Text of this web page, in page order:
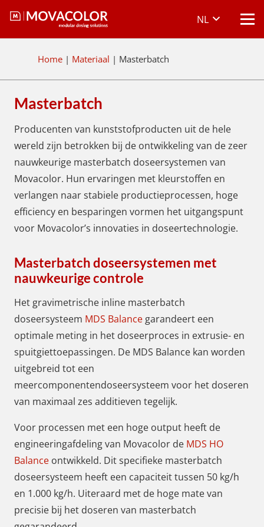
NL
Home | Materiaal | Masterbatch
Masterbatch
Producenten van kunststofproducten uit de hele
wereld zijn betrokken bij de ontwikkeling van de zeer
nauwkeurige masterbatch doseersystemen van
Movacolor. Hun ervaringen met kleurstoffen en
verlangen naar stabiele productieprocessen, hoge
efficiency en besparingen vormen het uitgangspunt
voor Movacolor’s innovaties in doseertechnologie.
Masterbatch doseersystemen met
nauwkeurige controle
Het gravimetrische inline masterbatch
doseersysteem MDS Balance garandeert een
optimale meting in het doseerproces in extrusie- en
spuitgiettoepassingen. De MDS Balance kan worden
uitgebreid tot een
meercomponentendoseersysteem voor het doseren
van maximaal zes additieven tegelijk.
Voor processen met een hoge output heeft de
engineeringafdeling van Movacolor de MDS HO
Balance ontwikkeld. Dit specifieke masterbatch
doseersysteem heeft een capaciteit tussen 50 kg/h
en 1.000 kg/h. Uiteraard met de hoge mate van
precisie bij het doseren van masterbatch